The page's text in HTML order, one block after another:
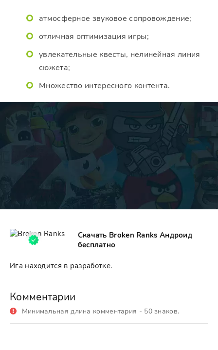
атмосферное звуковое сопровождение;
отличная оптимизация игры;
увлекательные квесты, нелинейная линия
сюжета;
Множество интересного контента.
Скачать Broken Ranks Андроид
бесплатно
Ига находится в разработке.
Комментарии
Минимальная длина комментария - 50 знаков.